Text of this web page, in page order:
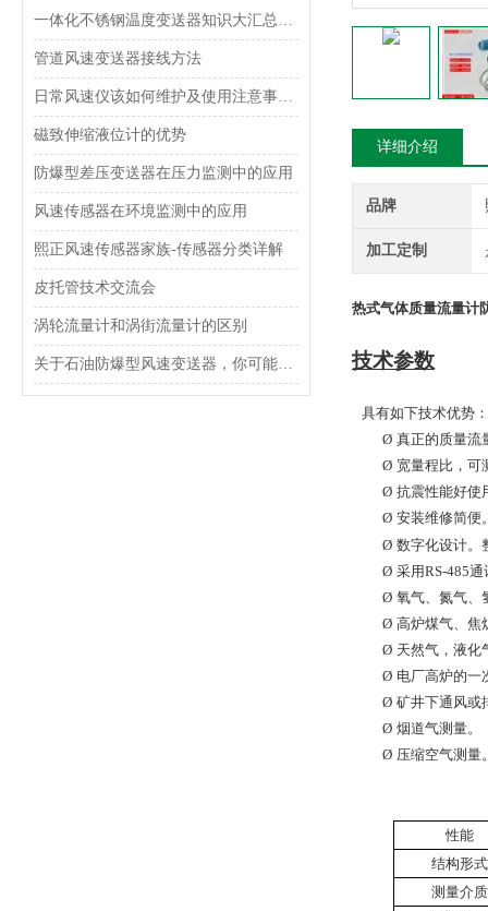
一体化不锈钢温度变送器知识大汇总，入门必看！
管道风速变送器接线方法
日常风速仪该如何维护及使用注意事项是什么呢？
磁致伸缩液位计的优势
防爆型差压变送器在压力监测中的应用
风速传感器在环境监测中的应用
熙正风速传感器家族-传感器分类详解
皮托管技术交流会
涡轮流量计和涡街流量计的区别
关于石油防爆型风速变送器，你可能想了解这些内容！
详细介绍
品牌
加工定制
热式气体质量流量计
技术参数
具有如下技术优势：
Ø 真正的质量流
Ø 宽量程比，可
Ø 抗震性能好使
Ø 安装维修简便
Ø 数字化设计。
Ø 采用RS-485通
Ø 氧气、氮气、
Ø 高炉煤气、焦
Ø 天然气，液化
Ø 电厂高炉的一
Ø 矿井下通风或
Ø 烟道气测量。
Ø 压缩空气测量
性能
结构形式
测量介质